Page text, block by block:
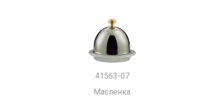
41563-07
Масленка